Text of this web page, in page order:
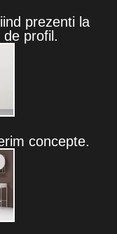
prezenti la
profil.
concepte.